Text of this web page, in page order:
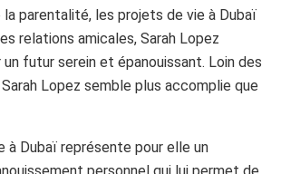
parentalité, les projets de vie à Dubaï
relations amicales, Sarah Lopez
futur serein et épanouissant. Loin des
Lopez semble plus accomplie que
à Dubaï représente pour elle un
personnel qui lui permet de